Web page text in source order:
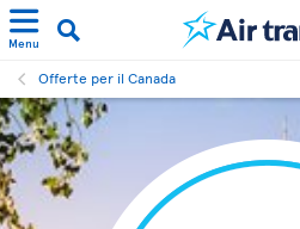
Menu
Offerte per il Canada